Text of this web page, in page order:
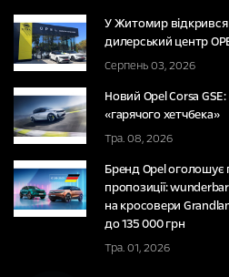
У Житомир
дилерський центр
Серпень 03, 2026
Новий Opel Corsa
«гарячого хетчбека»
Тра. 08, 2026
Бренд Opel оголошує
пропозиції:
на кросовери
до 135 000 грн
Тра. 01, 2026